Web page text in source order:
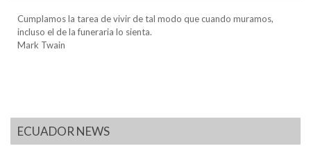
Cumplamos la tarea de vivir de tal modo que cuando muramos,
incluso el de la funeraria lo sienta.
Mark Twain
ECUADOR NEWS